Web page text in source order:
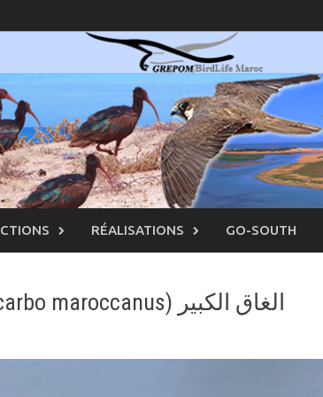
RÉALISATIONS GO-SOUTH